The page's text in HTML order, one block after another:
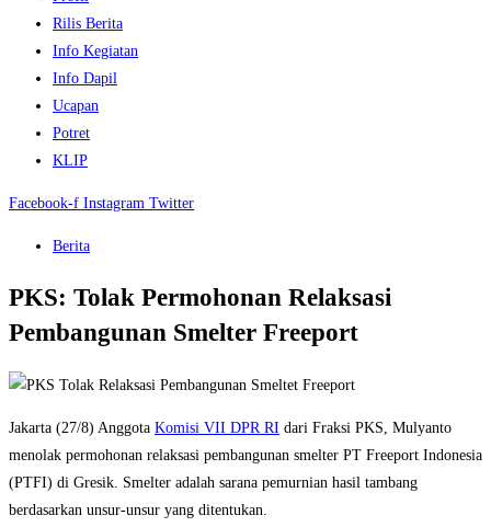
Rilis Berita
Info Kegiatan
Info Dapil
Ucapan
Potret
KLIP
Facebook-f Instagram Twitter
Berita
PKS: Tolak Permohonan Relaksasi
Pembangunan Smelter Freeport
Jakarta (27/8) Anggota Komisi VII DPR RI dari Fraksi PKS, Mulyanto
menolak permohonan relaksasi pembangunan smelter PT Freeport Indonesia
(PTFI) di Gresik. Smelter adalah sarana pemurnian hasil tambang
berdasarkan unsur-unsur yang ditentukan.